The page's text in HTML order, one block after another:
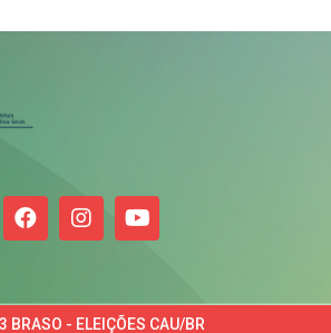
BRASO - ELEIÇÕES CAU/BR